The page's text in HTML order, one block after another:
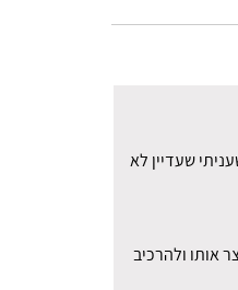
שעדיין לא
אותו ולהרכיב